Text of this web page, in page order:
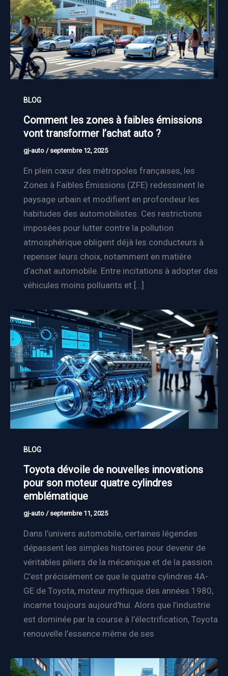
BLOG
Comment les zones à faibles émissions
vont transformer l’achat auto ?
gj-auto / septembre 12, 2025
En plein cœur des métropoles françaises, les
Zones à Faibles Émissions (ZFE) redessinent le
paysage urbain et modifient en profondeur les
habitudes des automobilistes. Ces restrictions
imposées pour lutter contre la pollution
atmosphérique obligent déjà les conducteurs à
repenser leurs choix, notamment en matière
d’achat automobile. Entre incitations à adopter des
véhicules moins polluants et […]
BLOG
Toyota dévoile de nouvelles innovations
pour son moteur quatre cylindres
emblématique
gj-auto / septembre 11, 2025
Dans l’univers automobile, certaines légendes
dépassent les simples histoires pour devenir de
véritables piliers de la mécanique et de la passion.
C’est précisément ce que le quatre cylindres 4A-
GE de Toyota, moteur mythique des années 1980,
incarne toujours aujourd’hui. Alors que l’industrie
est dominée par la course à l’électrification, Toyota
renouvelle l’essence même de ses